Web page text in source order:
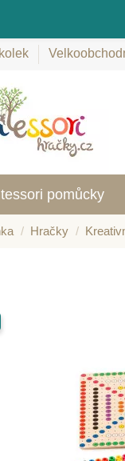
pomůcky
Hračky